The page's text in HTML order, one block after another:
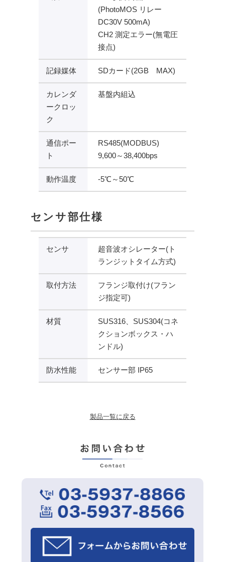
(PhotoMOS リレー
DC30V 500mA)
CH2 測定エラー(無電圧
接点)
記録媒体 SDカード(2GB MAX)
カレンダ
ークロッ
ク
基盤内組込
通信ポー
ト
RS485(MODBUS)
9,600～38,400bps
動作温度 -5℃～50℃
センサ部仕様
センサ
超音波オシレーター(ト
ランジットタイム方式)
取付方法
フランジ取付け(フラン
ジ指定可)
材質
SUS316、SUS304(コネ
クションボックス・ハ
ンドル)
防水性能 センサー部 IP65
製品一覧に戻る